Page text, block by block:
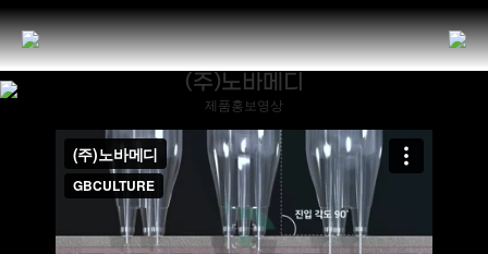
(주)노바메디
제품홍보영상